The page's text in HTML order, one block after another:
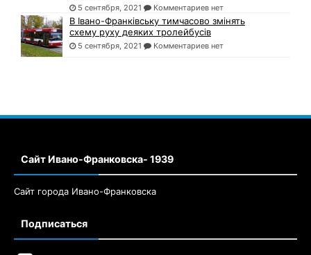
5 сентября, 2021 Комментариев нет
В Івано-Франківську тимчасово змінять
схему руху деяких тролейбусів
5 сентября, 2021 Комментариев нет
Сайт Ивано-Франковска- 1939
Сайт города Ивано-Франковска
Подписаться